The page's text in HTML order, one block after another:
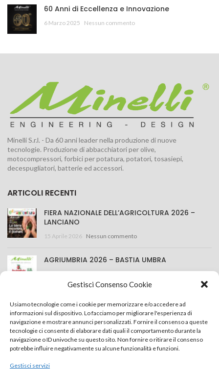
Gestisci Consenso Cookie
Usiamo tecnologie come i cookie per memorizzare e/o accedere ad
informazioni sul dispositivo. Lo facciamo per migliorare l'esperienza di
navigazione e mostrare annunci personalizzati. Fornire il consenso a queste
tecnologie ci consente di elaborare dati quali il comportamento durante la
navigazione o ID univoche su questo sito. Non fornire o ritirare il consenso
potrebbe influire negativamente su alcune funzionalità e funzioni.
Gestisci servizi
60 Anni di Eccellenza e Innovazione
6 Marzo 2025 Nessun commento
Minelli S.r.l. - Da 60 anni leader nella produzione di nuove
tecnologie. Produzione di abbacchiatori per olive,
motocompressori, forbici per potatura, potatori, tosasiepi,
decespugliatori, batterie ed accessori.
ARTICOLI RECENTI
FIERA NAZIONALE DELL’AGRICOLTURA 2026 –
LANCIANO
15 Aprile 2026 Nessun commento
AGRIUMBRIA 2026 – BASTIA UMBRA
25 Marzo 2026 Nessun commento
CONTATTACI
Minelli S.r.l.
Via della Costituzione 43, 42015 Correggio (RE) Italy